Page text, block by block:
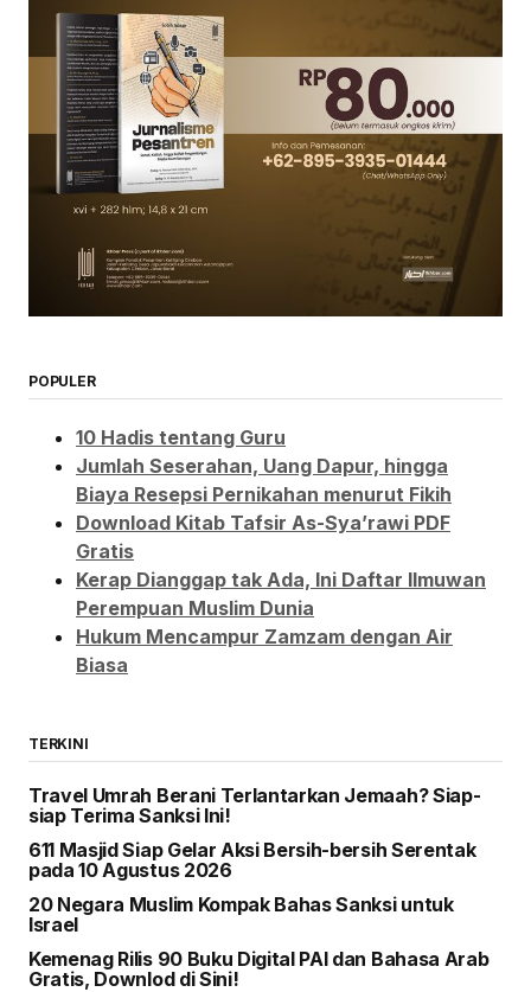
POPULER
10 Hadis tentang Guru
Jumlah Seserahan, Uang Dapur, hingga
Biaya Resepsi Pernikahan menurut Fikih
Download Kitab Tafsir As-Sya’rawi PDF
Gratis
Kerap Dianggap tak Ada, Ini Daftar Ilmuwan
Perempuan Muslim Dunia
Hukum Mencampur Zamzam dengan Air
Biasa
TERKINI
Travel Umrah Berani Terlantarkan Jemaah? Siap-
siap Terima Sanksi Ini!
611 Masjid Siap Gelar Aksi Bersih-bersih Serentak
pada 10 Agustus 2026
20 Negara Muslim Kompak Bahas Sanksi untuk
Israel
Kemenag Rilis 90 Buku Digital PAI dan Bahasa Arab
Gratis, Downlod di Sini!